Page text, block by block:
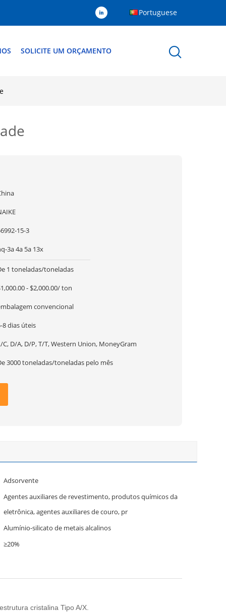
Portuguese
SOLICITE UM ORÇAMENTO
15-3
3a 4a 5a 13x
1 toneladas/toneladas
- $2,000.00/ ton
convencional
8 dias úteis
C, D/A, D/P, T/T, Western Union, MoneyGram
3000 toneladas/toneladas pelo mês
Adsorvente
Agentes auxiliares de revestimento, produtos químicos da
eletrônica, agentes auxiliares de couro, pr
Alumínio-silicato de metais alcalinos
≥20%
cristalina Tipo A/X.